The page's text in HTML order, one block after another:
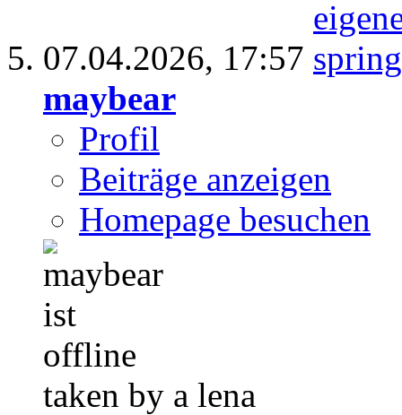
07.04.2026, 17:57
maybear
Profil
Beiträge anzeigen
Homepage besuchen
taken by a lena